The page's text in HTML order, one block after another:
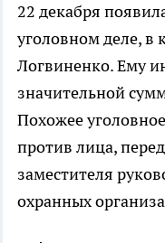
22 декабря
уголовном деле, в
Логвиненко. Ему
значительной
Похожее
против лица,
заместителя
охранных